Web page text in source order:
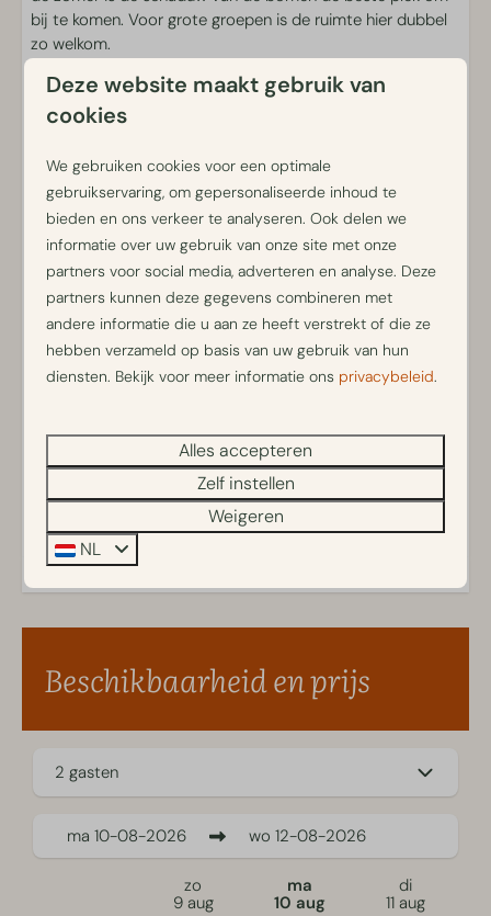
Eten en Drinken
Brasserie Luwe
Cafetaria
Borrelplanken
Verhuur
Fietsverhuur
E-chopper verhuur
Scootmobiel verhuur
bij te komen. Voor grote groepen is de ruimte hier dubbel
zo welkom.
Bijzonderheden
Gelegen op locatie BG001 (G1)
Energieneutrale woning, duurzaam gebouwd en
gecertificeerd
De invalide vleugel bestaat uit een extra ruime
slaapkamer en een aangepaste badkamer met beugels,
alarm en speciale wasfaciliteiten
Een hoog-laagbed is op aanvraag beschikbaar; hiervoor
geldt een dagprijs
De elektrische hottub heeft geen bubbelfunctie
De elektrische hottub heeft circa 1,5 uur nodig om op te
Instructies voor de hottub zijn te vinden in de
Berkenrhode-app
De buitenopenhaard is een sierhaard en mag niet
worden gebruikt
Roken, gourmetten en fonduen zijn niet toegestaan in
het Boshuys met Hottub & Sauna | 20 personen
Tien parkeerplaatsen beschikbaar
Wasmachine aanwezig, wasmiddel niet inbegrepen
Aanvullende huisregels
Ons verblijf is uitsluitend bedoeld voor recreatief gebruik.
Dit betekent dat wij alleen gasten ontvangen die hier
verblijven voor vakantie, ontspanning of toeristische
doeleinden. Werkgerelateerde verblijven, zoals zakelijke
reizen, tijdelijke huisvesting voor werknemers of verblijf in
verband met werkactiviteiten, zijn niet toegestaan. Bij het
maken van een reservering gaat u akkoord met deze
werkgerelateerd karakter heeft, behouden wij ons het
recht voor om de reservering te annuleren.
Energielabel:
Beschikbaarheid en prijs
2 gasten
ma 10-08-2026 wo 12-08-2026
zo
9 aug
ma
10 aug
di
11 aug
Deze website maakt gebruik van
cookies
We gebruiken cookies voor een optimale
gebruikservaring, om gepersonaliseerde inhoud te
bieden en ons verkeer te analyseren. Ook delen we
informatie over uw gebruik van onze site met onze
partners voor social media, adverteren en analyse. Deze
partners kunnen deze gegevens combineren met
andere informatie die u aan ze heeft verstrekt of die ze
hebben verzameld op basis van uw gebruik van hun
diensten. Bekijk voor meer informatie ons privacybeleid.
Alles accepteren
Zelf instellen
Weigeren
NL